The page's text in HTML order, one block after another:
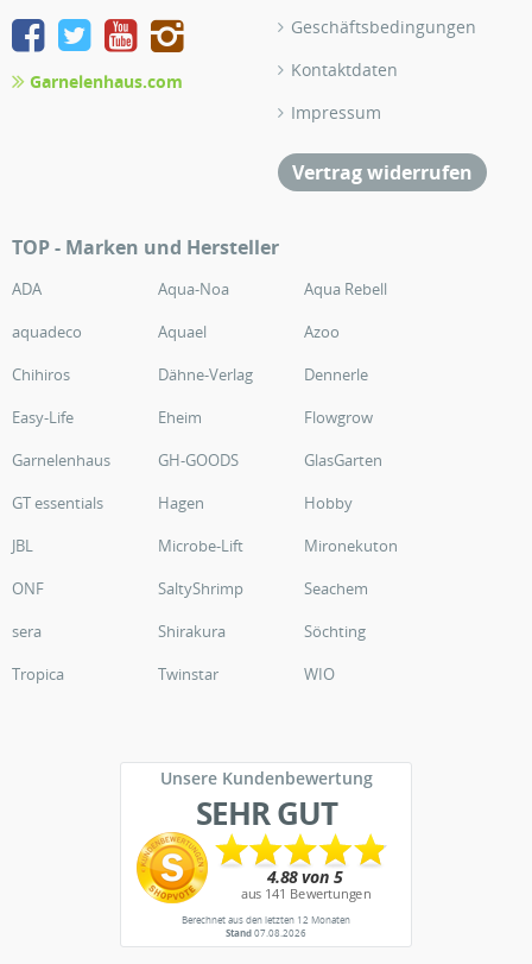
Garnelenhaus.com
Geschäftsbedingungen
Kontaktdaten
Impressum
Vertrag widerrufen
TOP - Marken und Hersteller
ADA Aqua-Noa
Aqua Rebell
aquadeco
Aquael
Azoo
Chihiros
Dähne-Verlag
Dennerle
Easy-Life
Eheim
Flowgrow
Garnelenhaus
GH-GOODS
GlasGarten
GT essentials
Hagen
Hobby
JBL
Microbe-Lift
Mironekuton
ONF
SaltyShrimp
Seachem
sera
Shirakura
Söchting
Tropica
Twinstar WIO
Unsere Kundenbewertung
SEHR GUT
Berechnet aus den letzten 12 Monaten
Stand07.08.2026